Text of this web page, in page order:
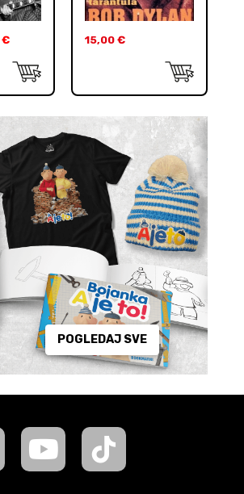
€ 15,00 €
POGLEDAJ SVE